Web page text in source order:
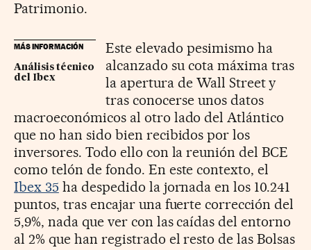
Patrimonio.
MÁS INFORMACIÓN
Análisis técnico
del Ibex
Este elevado pesimismo ha
alcanzado su cota máxima tras
la apertura de Wall Street y
tras conocerse unos datos
macroeconómicos al otro lado del Atlántico
que no han sido bien recibidos por los
inversores. Todo ello con la reunión del BCE
como telón de fondo. En este contexto, el
Ibex 35 ha despedido la jornada en los 10.241
puntos, tras encajar una fuerte corrección del
5,9%, nada que ver con las caídas del entorno
al 2% que han registrado el resto de las Bolsas